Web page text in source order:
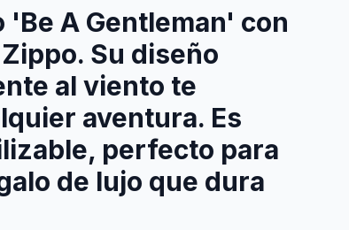
A Gentleman' con
Su diseño
al viento te
aventura. Es
perfecto para
de lujo que dura